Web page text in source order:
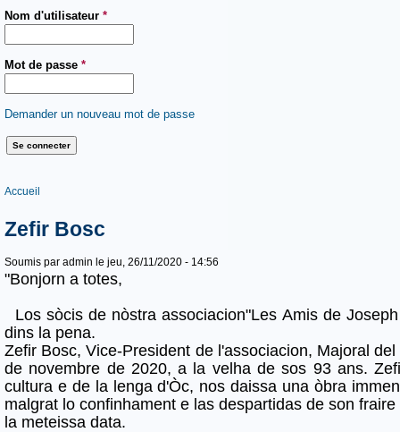
Nom d'utilisateur *
Mot de passe *
Demander un nouveau mot de passe
Vous êtes ici
Accueil
Zefir Bosc
Soumis par admin le jeu, 26/11/2020 - 14:56
"Bonjorn a totes,
Los sòcis de nòstra associacion"Les Amis de
dins la pena.
Zefir Bosc, Vice-President de l'associacion, Majoral
de novembre de 2020, a la velha de sos 93 ans.
cultura e de la lenga d'Òc, nos daissa una òbra
malgrat lo confinhament e las despartidas de son
la meteissa data.